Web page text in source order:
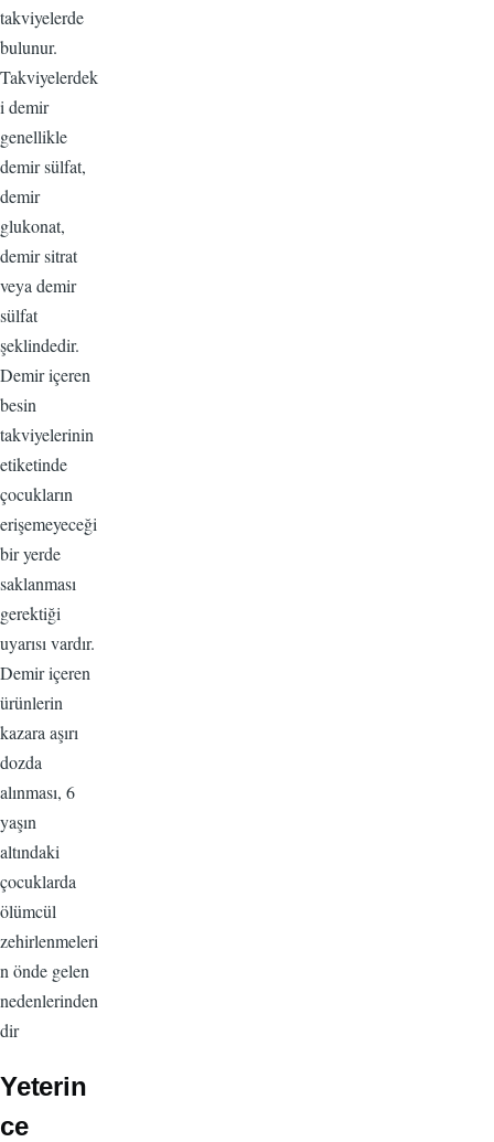
takviyelerde
bulunur.
Takviyelerdek
i demir
genellikle
demir sülfat,
demir
glukonat,
demir sitrat
veya demir
sülfat
şeklindedir.
Demir içeren
besin
takviyelerinin
etiketinde
çocukların
erişemeyeceği
bir yerde
saklanması
gerektiği
uyarısı vardır.
Demir içeren
ürünlerin
kazara aşırı
dozda
alınması, 6
yaşın
altındaki
çocuklarda
ölümcül
zehirlenmeleri
n önde gelen
nedenlerinden
dir
Yeterin
ce